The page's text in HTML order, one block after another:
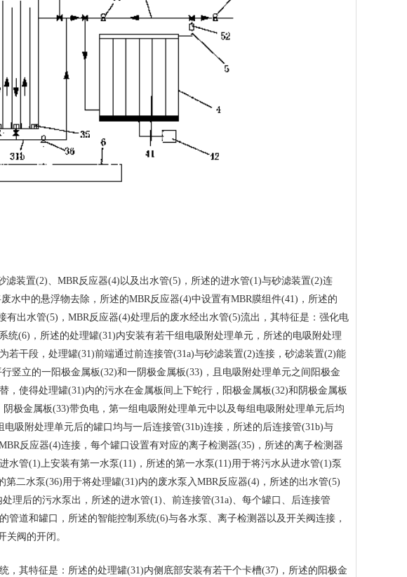
装置(2)、MBR反应器(4)以及出水管(5)，所述的进水管(1)与砂滤装置(2)连
水中的悬浮物去除，所述的MBR反应器(4)中设置有MBR膜组件(41)，所述的
出水管(5)，MBR反应器(4)处理后的废水经出水管(5)流出，其特征是：强化电
(6)，所述的处理罐(31)内安装有若干组电吸附处理单元，所述的电吸附处理
干段，处理罐(31)前端通过前连接管(31a)与砂滤装置(2)连接，砂滤装置(2)能
竖立的一阳极金属板(32)和一阴极金属板(33)，且电吸附处理单元之间阳极金
，使得处理罐(31)内的污水在金属板间上下蛇行，阳极金属板(32)和阴极金属板
极金属板(33)带负电，第一组电吸附处理单元中以及每组电吸附处理单元后均
吸附处理单元后的罐口均与一后连接管(31b)连接，所述的后连接管(31b)与
反应器(4)连接，每个罐口设置有对应的离子检测器(35)，所述的离子检测器
管(1)上安装有第一水泵(11)，所述的第一水泵(11)用于将污水从进水管(1)泵
二水泵(36)用于将处理罐(31)内的废水泵入MBR反应器(4)，所述的出水管(5)
理后的污水泵出，所述的进水管(1)、前连接管(31a)、每个罐口、后连接管
道和罐口，所述的智能控制系统(6)与各水泵、离子检测器以及开关阀连接，
阀的开闭。
，其特征是：所述的处理罐(31)内侧底部安装有若干个卡槽(37)，所述的阳极金